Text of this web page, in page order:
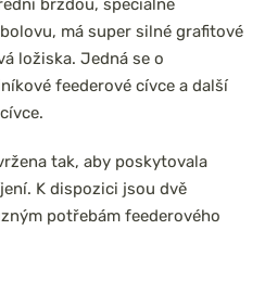
brzdou, speciálně
má super silné grafitové
ložiska. Jedná se o
feederové cívce a další
tak, aby poskytovala
K dispozici jsou dvě
potřebám feederového